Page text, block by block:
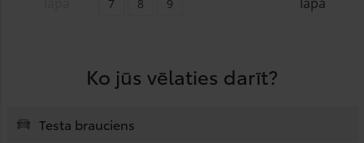
7
8 9
Ko jūs vēlaties darīt?
Testa brauciens